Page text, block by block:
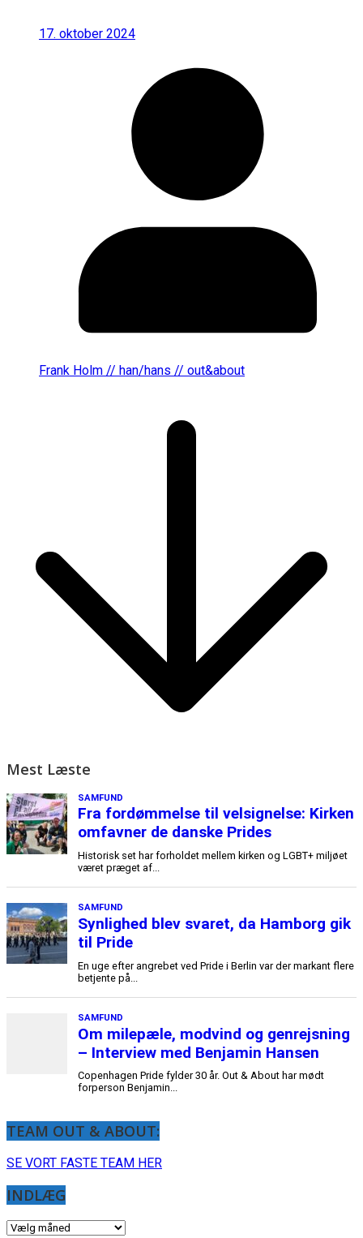
17. oktober 2024
Frank Holm // han/hans // out&about
Mest Læste
SAMFUND
Fra fordømmelse til velsignelse: Kirken
omfavner de danske Prides
Historisk set har forholdet mellem kirken og LGBT+ miljøet
været præget af...
SAMFUND
Synlighed blev svaret, da Hamborg gik
til Pride
En uge efter angrebet ved Pride i Berlin var der markant flere
betjente på...
SAMFUND
Om milepæle, modvind og genrejsning
– Interview med Benjamin Hansen
Copenhagen Pride fylder 30 år. Out & About har mødt
forperson Benjamin...
TEAM OUT & ABOUT:
SE VORT FASTE TEAM HER
INDLÆG
INDLÆG